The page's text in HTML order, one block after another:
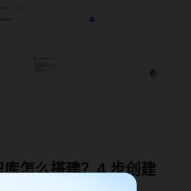
库怎么搭建？4 步创建